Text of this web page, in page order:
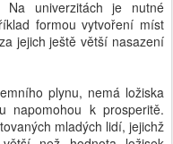
Na univerzitách je nutné
formou vytvoření míst
jejich ještě větší nasazení
plynu, nemá ložiska
napomohou k prosperitě.
mladých lidí, jejichž